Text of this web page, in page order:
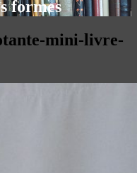
formes
mini-livre-